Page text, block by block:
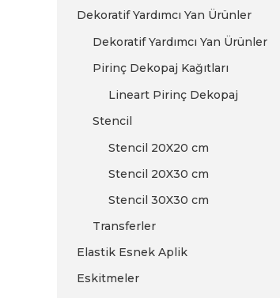
Dekoratif Yardımcı Yan Ürünler
Dekoratif Yardımcı Yan Ürünler
Pirinç Dekopaj Kağıtları
Lineart Pirinç Dekopaj
Stencil
Stencil 20X20 cm
Stencil 20X30 cm
Stencil 30X30 cm
Transferler
Elastik Esnek Aplik
Eskitmeler